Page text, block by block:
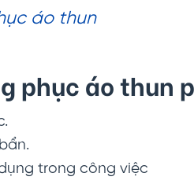
áo thun
phục áo thun
trong công việc